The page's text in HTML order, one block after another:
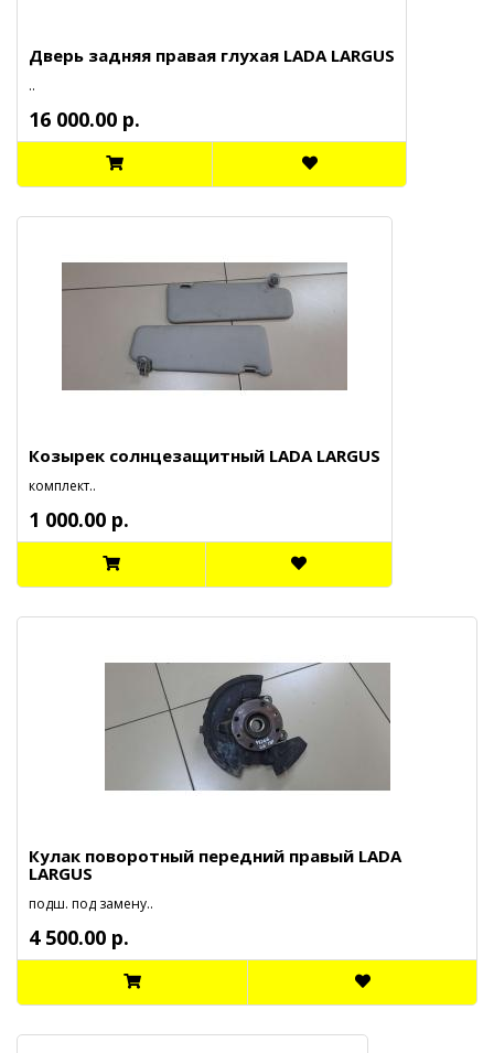
Дверь задняя правая глухая LADA LARGUS
..
16 000.00 р.
Козырек солнцезащитный LADA LARGUS
комплект..
1 000.00 р.
Кулак поворотный передний правый LADA
LARGUS
подш. под замену..
4 500.00 р.